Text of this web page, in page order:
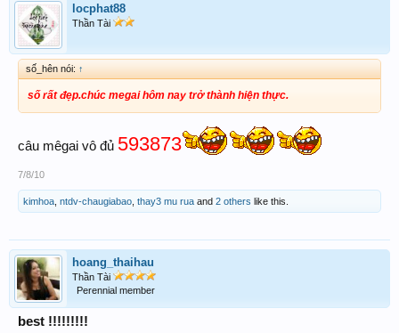
locphat88
Thần Tài
số_hên nói: ↑
số rất đẹp.chúc megai hôm nay trở thành hiện thực.
câu mêgai vô đủ 593873
7/8/10
kimhoa ntdv-chaugiabao thay3 mu rua and 2 others like this.
hoang_thaihau
Thần Tài
Perennial member
best !!!!!!!!!